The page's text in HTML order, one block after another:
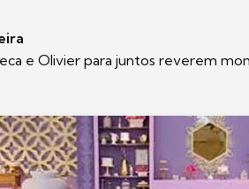
e Olivier para juntos reverem